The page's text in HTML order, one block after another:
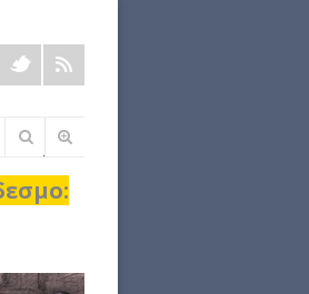
Φόρμα
αναζήτησης